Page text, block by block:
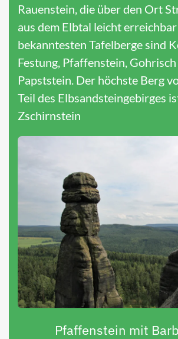
Rauenstein, die über den Ort
aus dem Elbtal leicht
bekanntesten Tafelberge sind
Festung, Pfaffenstein,
Papststein. Der höchste Berg
Teil des Elbsandsteingebirges
Zschirnstein
Pfaffenstein mit